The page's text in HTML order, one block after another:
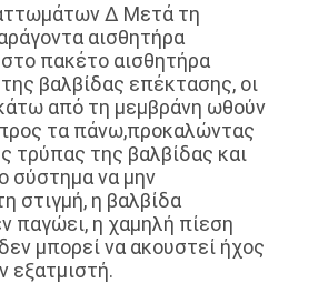
∆ Μετά τη
αισθητήρα
πακέτο αισθητήρα
βαλβίδας επέκτασης, οι
από τη μεμβράνη ωθούν
τα πάνω,προκαλώντας
τρύπας της βαλβίδας και
σύστημα να μην
στιγμή, η βαλβίδα
παγώει, η χαμηλή πίεση
μπορεί να ακουστεί ήχος
εξατμιστή.